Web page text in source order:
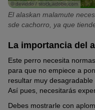
© deviddo / stock.adobe.com
El alaskan malamute
sde cachorro, ya que
La importancia del
Este perro necesita
para que no empiece a
resultar muy
Así pues, necesitarás
Debes mostrarle con